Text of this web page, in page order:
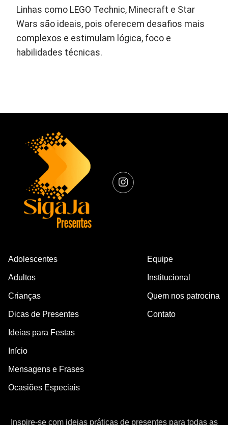
Linhas como LEGO Technic, Minecraft e Star
Wars são ideais, pois oferecem desafios mais
complexos e estimulam lógica, foco e
habilidades técnicas.
Adolescentes
Adultos
Crianças
Dicas de Presentes
Ideias para Festas
Início
Mensagens e Frases
Ocasiões Especiais
Equipe
Institucional
Quem nos patrocina
Contato
Inspire-se com ideias práticas de presentes para todas as